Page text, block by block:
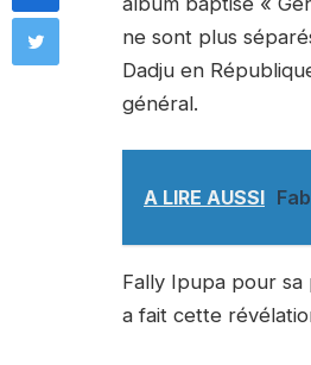
ne sont plus
Dadju en
général.
A LIRE AUSSI
Fally Ipupa pour
a fait cette